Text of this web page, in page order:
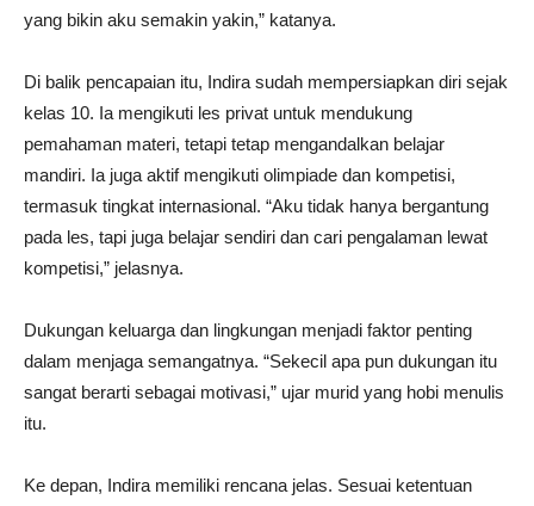
yang bikin aku semakin yakin,” katanya.
Di balik pencapaian itu, Indira sudah mempersiapkan diri sejak
kelas 10. Ia mengikuti les privat untuk mendukung
pemahaman materi, tetapi tetap mengandalkan belajar
mandiri. Ia juga aktif mengikuti olimpiade dan kompetisi,
termasuk tingkat internasional. “Aku tidak hanya bergantung
pada les, tapi juga belajar sendiri dan cari pengalaman lewat
kompetisi,” jelasnya.
Dukungan keluarga dan lingkungan menjadi faktor penting
dalam menjaga semangatnya. “Sekecil apa pun dukungan itu
sangat berarti sebagai motivasi,” ujar murid yang hobi menulis
itu.
Ke depan, Indira memiliki rencana jelas. Sesuai ketentuan